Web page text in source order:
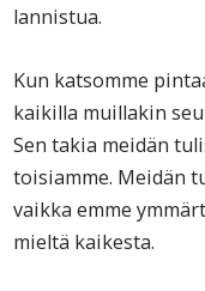
lannistua.
Kun katsomme
kaikilla muillakin
Sen takia meidän
toisiamme. Meidän
vaikka emme
mieltä kaikesta.